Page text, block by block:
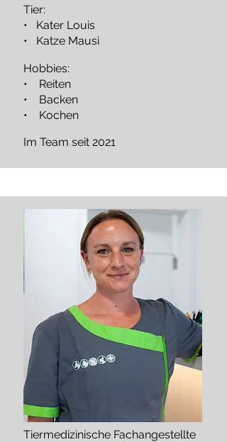
Tier:
• Kater Louis
• Katze Mausi
Hobbies:
• Reiten
• Backen
• Kochen
Im Team seit 2021
Tiermedizinische Fachangestellte